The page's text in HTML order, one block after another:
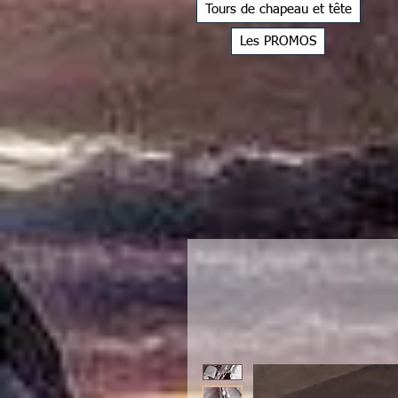
Tours de chapeau et tête
Les PROMOS